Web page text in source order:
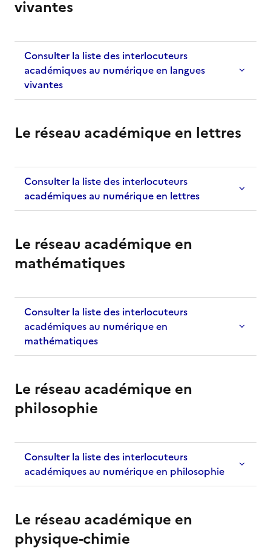
vivantes
Consulter la liste des interlocuteurs
académiques au numérique en langues
vivantes
Le réseau académique en lettres
Consulter la liste des interlocuteurs
académiques au numérique en lettres
Le réseau académique en
mathématiques
Consulter la liste des interlocuteurs
académiques au numérique en
mathématiques
Le réseau académique en
philosophie
Consulter la liste des interlocuteurs
académiques au numérique en philosophie
Le réseau académique en
physique-chimie